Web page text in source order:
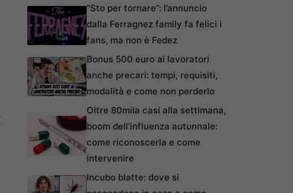
“Sto per tornare”: l’annuncio
dalla Ferragnez family fa felici i
fans, ma non è Fedez
Bonus 500 euro ai lavoratori
anche precari: tempi, requisiti,
modalità e come non perderlo
Oltre 80mila casi alla settimana,
boom dell’influenza autunnale:
come riconoscerla e come
intervenire
Incubo blatte: dove si